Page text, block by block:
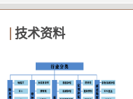
技术资料